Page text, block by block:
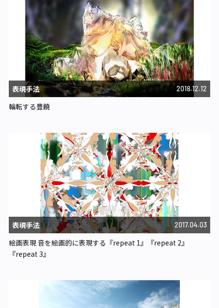
表現手法 2018.12.12
輪転する豊饒
表現手法 2017.04.03
絵画表現 音を絵画的に表現する『repeat 1』『repeat 2』
『repeat 3』